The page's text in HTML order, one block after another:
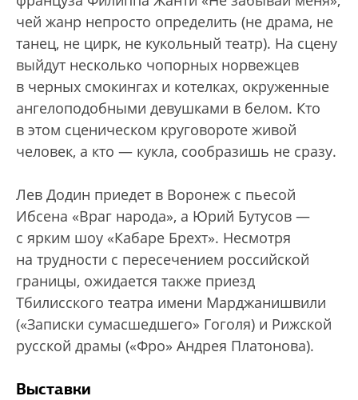
чей жанр непросто определить (не драма, не
танец, не цирк, не кукольный театр). На сцену
выйдут несколько чопорных норвежцев
в черных смокингах и котелках, окруженные
ангелоподобными девушками в белом. Кто
в этом сценическом круговороте живой
человек, а кто — кукла, сообразишь не сразу.
Лев Додин приедет в Воронеж с пьесой
Ибсена «Враг народа», а Юрий Бутусов —
с ярким шоу «Кабаре Брехт». Несмотря
на трудности с пересечением российской
границы, ожидается также приезд
Тбилисского театра имени Марджанишвили
(«Записки сумасшедшего» Гоголя) и Рижской
русской драмы («Фро» Андрея Платонова).
Выставки